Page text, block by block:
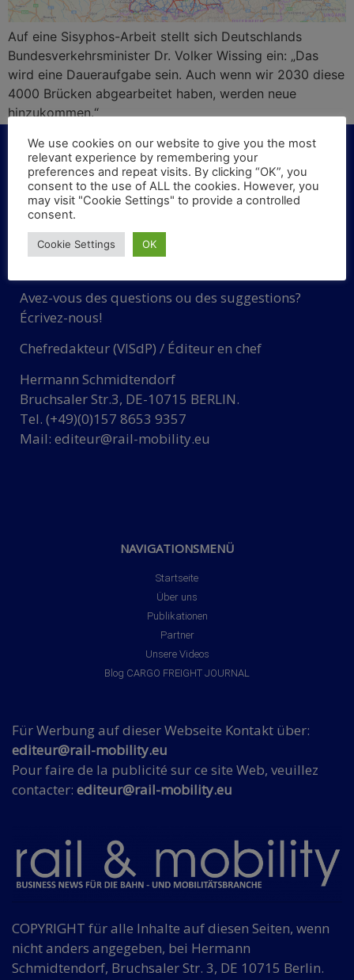
Auf eine Sisyphos-Arbeit stellt sich Deutschlands
Bundesverkehrsminister Dr. Volker Wissing ein: „Das
wird eine Daueraufgabe sein. Auch wenn wir 2030 diese
4000 Brücken abgearbeitet haben, werden neue
hinzukommen.“
KONTAKT
Haben Sie Fragen oder Vorschläge? Schreiben Sie
Avez-vous des questions ou des suggestions?
Écrivez-nous!
Chefredakteur (VISdP) / Éditeur en chef
Hermann Schmidtendorf
Bruchsaler Str.3, DE-10715 BERLIN.
Tel. (+49)(0)157 8653 9357
Mail: editeur@rail-mobility.eu
NAVIGATIONSMENÜ
Startseite
Über uns
Publikationen
Partner
Unsere Videos
Blog CARGO FREIGHT JOURNAL
Für Werbung auf dieser Webseite Kontakt über:
editeur@rail-mobility.eu
Pour faire de la publicité sur ce site Web, veuillez
contacter: editeur@rail-mobility.eu
COPYRIGHT für alle Inhalte auf diesen Seiten, wenn
nicht anders angegeben, bei Hermann
Schmidtendorf, Bruchsaler Str. 3, DE 10715 Berlin.
We use cookies on our website to give you the most
relevant experience by remembering your
preferences and repeat visits. By clicking “OK”, you
consent to the use of ALL the cookies. However, you
may visit "Cookie Settings" to provide a controlled
consent.
Cookie Settings OK